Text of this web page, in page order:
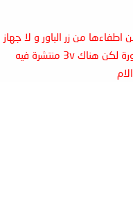
من زر الباور و لا